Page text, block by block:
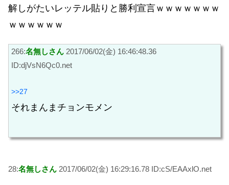
解しがたいレッテル貼りと勝利宣言ｗｗｗｗｗｗｗ
ｗｗｗｗｗｗ
266:名無しさん 2017/06/02(金) 16:46:48.36
ID:djVsN6Qc0.net
>>27
それまんまチョンモメン
28:名無しさん 2017/06/02(金) 16:29:16.78 ID:cS/EAAxlO.net